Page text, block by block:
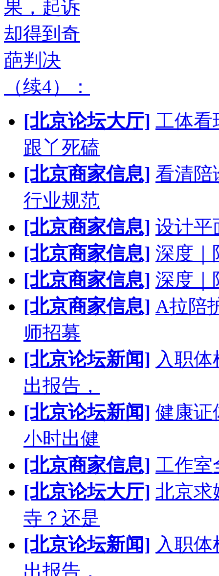
果，起诉
却得到奇
葩判决
（续4）：
[北京论坛大厅] 工体看
跟丫死磕
[北京商家信息] 看清陪
行业规范
[北京商家信息] 设计平
[北京商家信息] 深度｜
[北京商家信息] 深度｜
[北京商家信息] A拉陪
师招募
[北京论坛新闻] 入职
出报告，
[北京论坛新闻] 健康证
小时出健
[北京商家信息] 工作室
[北京论坛大厅] 北京求
寺？还是
[北京论坛新闻] 入职
出报告，